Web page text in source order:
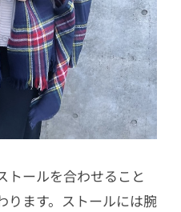
トールを合わせること
ります。ストールには腕